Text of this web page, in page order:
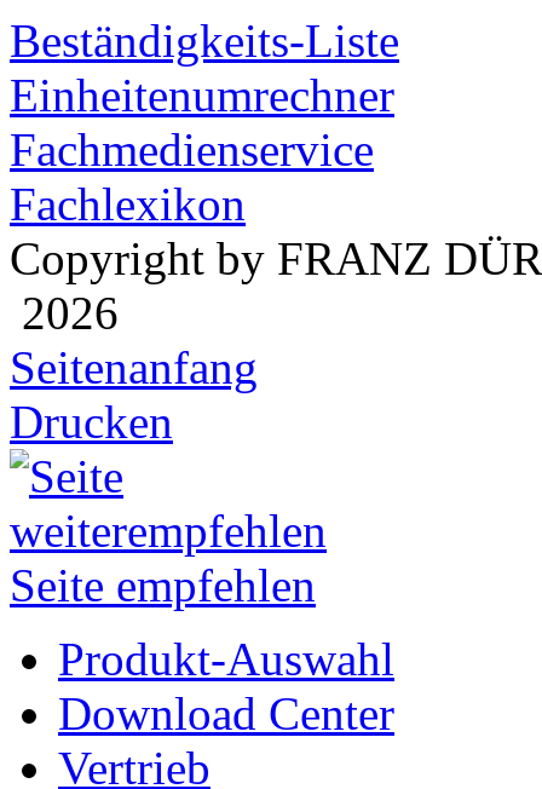
Beständigkeits-Liste
Einheitenumrechner
Fachmedienservice
Fachlexikon
Copyright by FRANZ
2026
Seitenanfang
Drucken
Seite empfehlen
Produkt-Auswahl
Download Center
Vertrieb